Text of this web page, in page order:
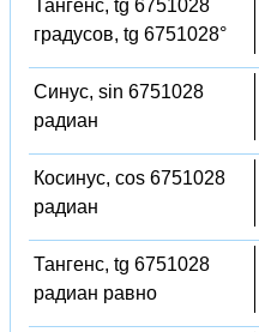
Тангенс, tg 6751028
градусов, tg 6751028°
Синус, sin 6751028
радиан
Косинус, cos 6751028
радиан
Тангенс, tg 6751028
радиан равно